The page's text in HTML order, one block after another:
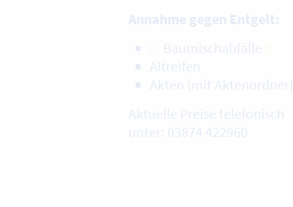
Annahme gegen Entgelt:
Baumischabfälle
Altreifen
Akten (mit Aktenordner)
Aktuelle Preise telefonisch
unter: 03874 422960